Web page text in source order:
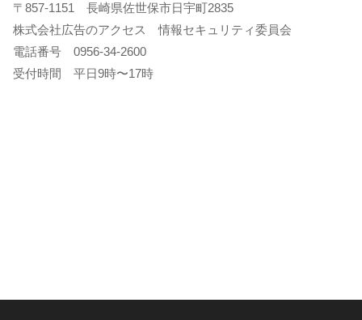
〒857-1151 長崎県佐世保市日宇町2835
株式会社広告のアクセス 情報セキュリティ委員会
電話番号 0956-34-2600
受付時間 平日9時〜17時